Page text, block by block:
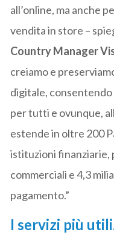
all’online, ma anche
vendita in store –
Country Manager
creiamo e
digitale, consentendo
per tutti e ovunque,
estende in oltre 200
istituzioni finanziarie,
commerciali e 4,3
pagamento.”
I servizi più